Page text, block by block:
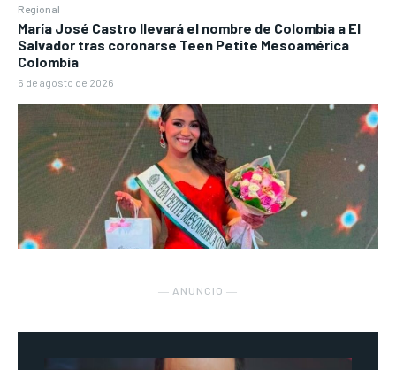
Regional
María José Castro llevará el nombre de Colombia a El
Salvador tras coronarse Teen Petite Mesoamérica
Colombia
6 de agosto de 2026
― ANUNCIO ―